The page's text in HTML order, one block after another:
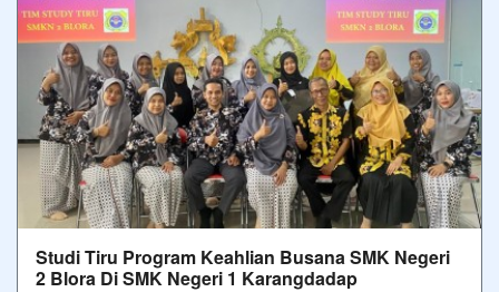
Studi Tiru Program Keahlian Busana SMK Negeri
2 Blora Di SMK Negeri 1 Karangdadap